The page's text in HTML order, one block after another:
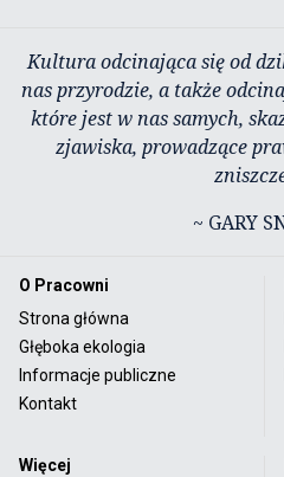
Kultura odcinająca się od
nas przyrodzie, a także
które jest w nas samych,
zjawiska, prowadzące
~ GARY
O Pracowni
Strona główna
Głęboka ekologia
Informacje publiczne
Kontakt
Więcej